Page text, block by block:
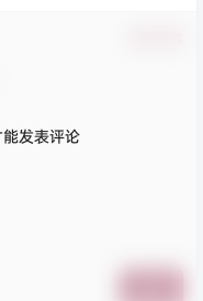
发表评论